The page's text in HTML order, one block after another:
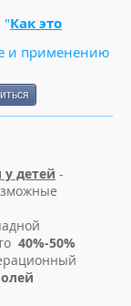
детей -
40%-50%
"Как это
и применению